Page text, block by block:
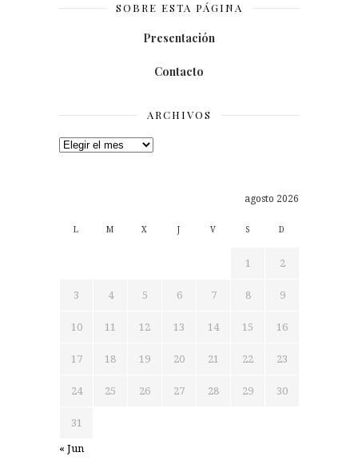
SOBRE ESTA PÁGINA
Presentación
Contacto
ARCHIVOS
Archivos
agosto 2026
L M X J V S D
1 2
3 4 5 6 7 8 9
10 11 12 13 14 15 16
17 18 19 20 21 22 23
24 25 26 27 28 29 30
31
« Jun